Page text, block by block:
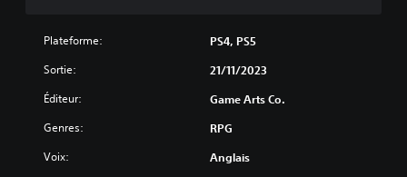
u
Plateforme: PS4, PS5
Sortie: 21/11/2023
Éditeur: Game Arts Co.
Genres: RPG
Voix: Anglais